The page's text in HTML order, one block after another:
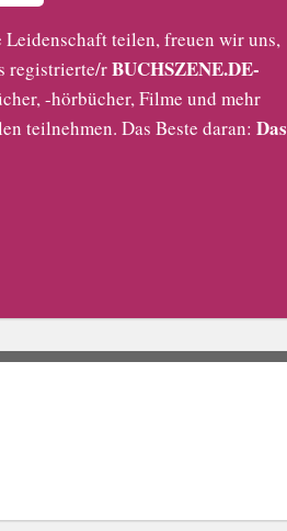
teilen, freuen wir uns,
registrierte/rBUCHSZENE.DE-
-hörbücher, Filme und mehr
teilnehmen. Das Beste daran: Das